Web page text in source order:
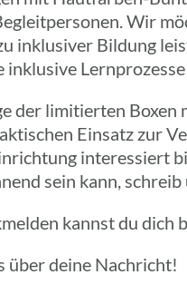
Wir
inklu­si­ver Bildung
inklu­sive Lern­pro­zesse
der limi­tier­ten
Einsatz zur
inter­es­siert
sein kann,
kannst du dich
über deine Nachricht!